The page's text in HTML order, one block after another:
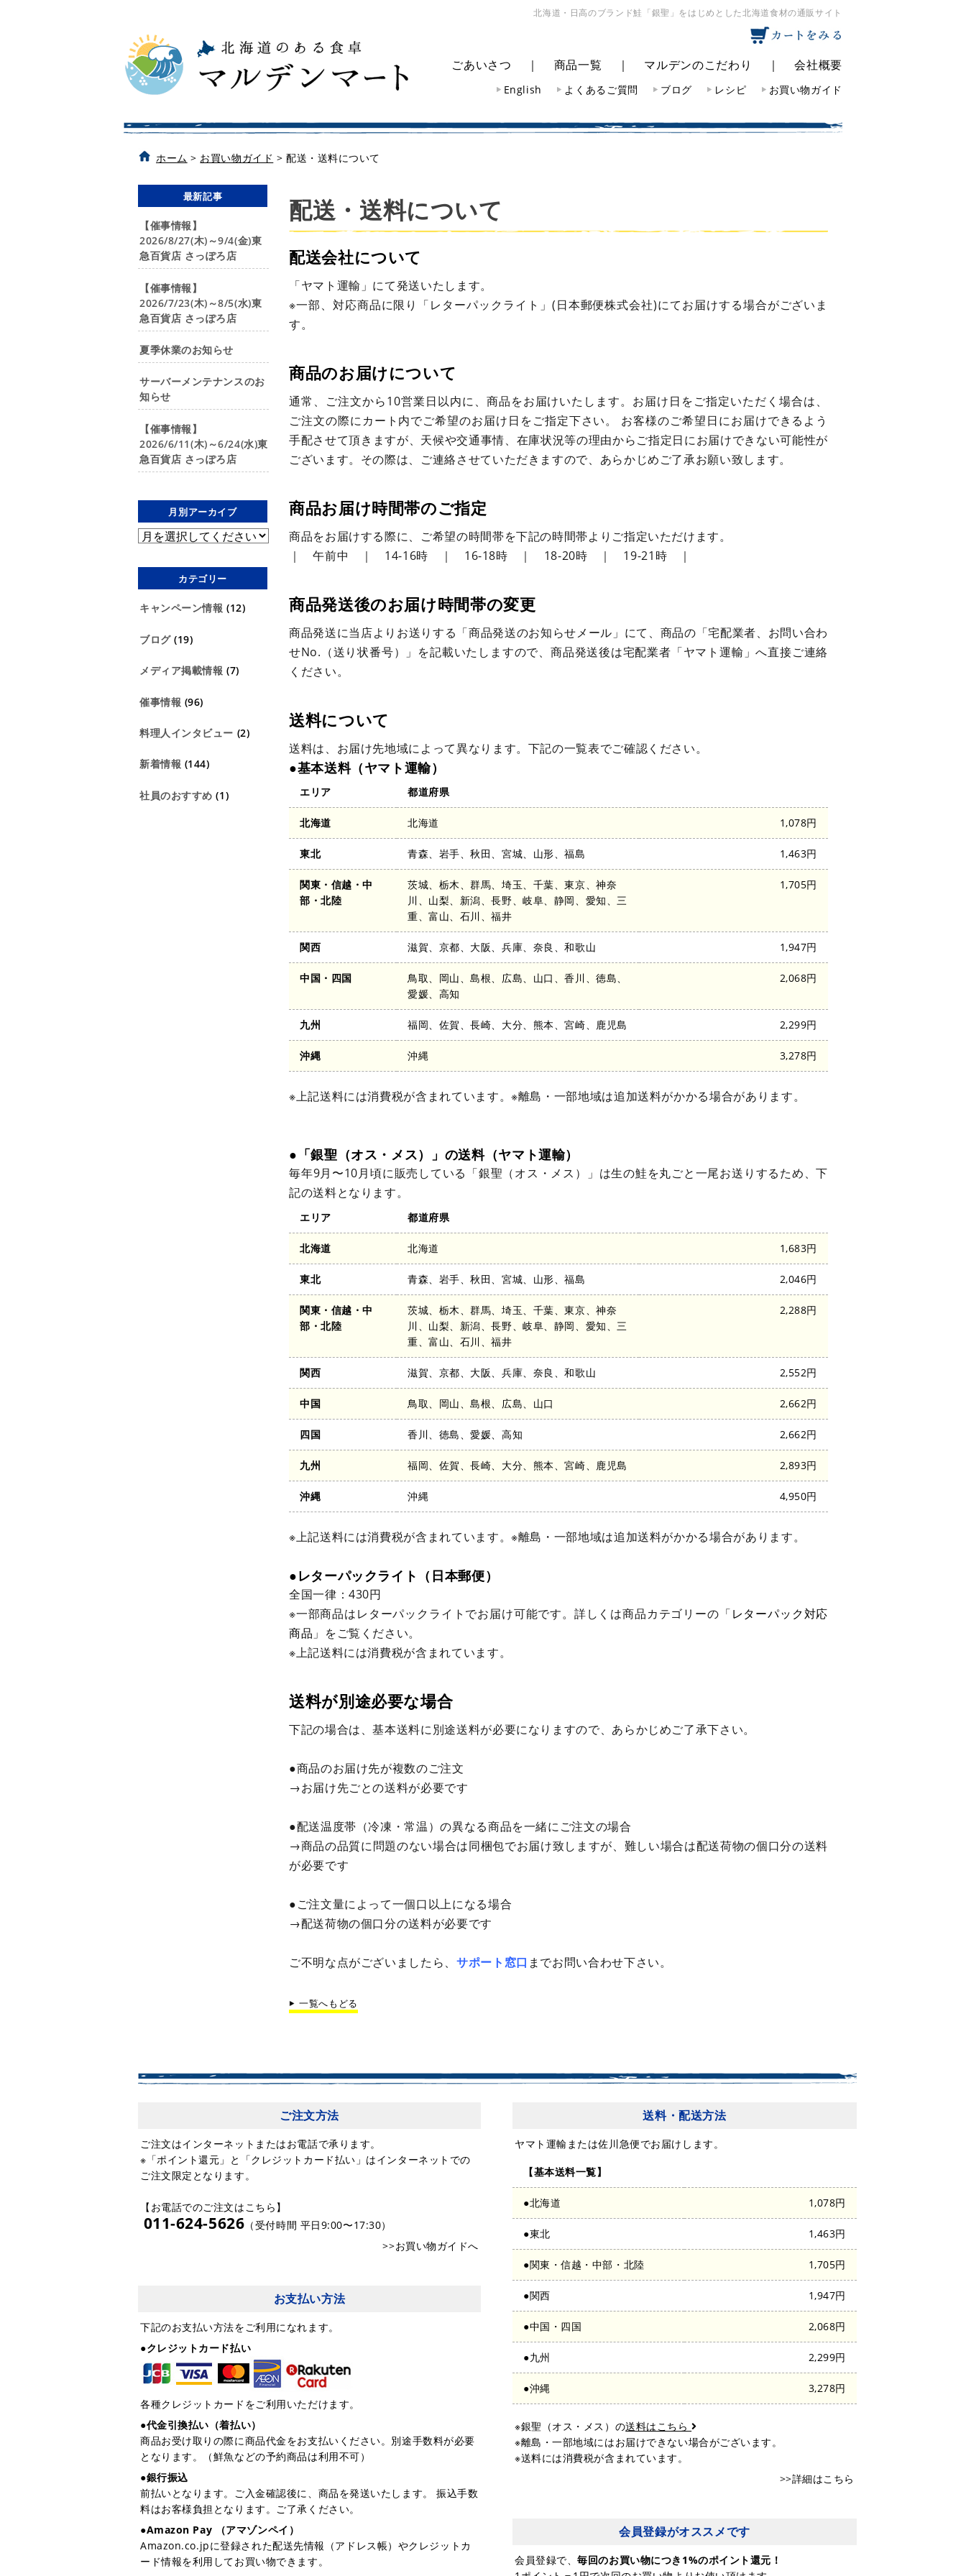
北海道・日高のブランド鮭「銀聖」をはじめとした北海道食材の通販サイト
ごあいさつ ｜ 商品一覧 ｜ マルデンのこだわり ｜会社概要
English よくあるご質問 ブログ レシピ お買い物ガイド
ホーム > お買い物ガイド > 配送・送料について
最新記事
【催事情報】
2026/8/27(木)～9/4(金)東
急百貨店 さっぽろ店
【催事情報】
2026/7/23(木)～8/5(水)東
急百貨店 さっぽろ店
夏季休業のお知らせ
サーバーメンテナンスのお
知らせ
【催事情報】
2026/6/11(木)～6/24(水)東
急百貨店 さっぽろ店
月別アーカイブ
カテゴリー
キャンペーン情報 (12)
ブログ(19)
メディア掲載情報 (7)
催事情報 (96)
料理人インタビュー (2)
新着情報 (144)
社員のおすすめ (1)
配送・送料について
配送会社について
「ヤマト運輸」にて発送いたします。
※一部、対応商品に限り「レターパックライト」(日本郵便株式会社)にてお届けする場合がございま
す。
商品のお届けについて
通常、ご注文から10営業日以内に、商品をお届けいたします。お届け日をご指定いただく場合は、
ご注文の際にカート内でご希望のお届け日をご指定下さい。 お客様のご希望日にお届けできるよう
手配させて頂きますが、天候や交通事情、在庫状況等の理由からご指定日にお届けできない可能性が
ございます。その際は、ご連絡させていただきますので、あらかじめご了承お願い致します。
商品お届け時間帯のご指定
商品をお届けする際に、ご希望の時間帯を下記の時間帯よりご指定いただけます。
｜ 午前中 ｜ 14-16時 ｜ 16-18時 ｜ 18-20時 ｜ 19-21時 ｜
商品発送後のお届け時間帯の変更
商品発送に当店よりお送りする「商品発送のお知らせメール」にて、商品の「宅配業者、お問い合わ
せNo.（送り状番号）」を記載いたしますので、商品発送後は宅配業者「ヤマト運輸」へ直接ご連絡
ください。
送料について
送料は、お届け先地域によって異なります。下記の一覧表でご確認ください。
●基本送料（ヤマト運輸）
エリア 都道府県
北海道 北海道 1,078円
東北 青森、岩手、秋田、宮城、山形、福島 1,463円
関東・信越・中
部・北陸
茨城、栃木、群馬、埼玉、千葉、東京、神奈
川、山梨、新潟、長野、岐阜、静岡、愛知、三
重、富山、石川、福井
1,705円
関西 滋賀、京都、大阪、兵庫、奈良、和歌山 1,947円
中国・四国
鳥取、岡山、島根、広島、山口、香川、徳島、
愛媛、高知
2,068円
九州 福岡、佐賀、長崎、大分、熊本、宮崎、鹿児島 2,299円
沖縄 沖縄 3,278円
※上記送料には消費税が含まれています。※離島・一部地域は追加送料がかかる場合があります。
●「銀聖（オス・メス）」の送料（ヤマト運輸）
毎年9月〜10月頃に販売している「銀聖（オス・メス）」は生の鮭を丸ごと一尾お送りするため、下
記の送料となります。
エリア 都道府県
北海道 北海道 1,683円
東北 青森、岩手、秋田、宮城、山形、福島 2,046円
関東・信越・中
部・北陸
茨城、栃木、群馬、埼玉、千葉、東京、神奈
川、山梨、新潟、長野、岐阜、静岡、愛知、三
重、富山、石川、福井
2,288円
関西 滋賀、京都、大阪、兵庫、奈良、和歌山 2,552円
中国 鳥取、岡山、島根、広島、山口 2,662円
四国 香川、徳島、愛媛、高知 2,662円
九州 福岡、佐賀、長崎、大分、熊本、宮崎、鹿児島 2,893円
沖縄 沖縄 4,950円
※上記送料には消費税が含まれています。※離島・一部地域は追加送料がかかる場合があります。
●レターパックライト（日本郵便）
全国一律：430円
※一部商品はレターパックライトでお届け可能です。詳しくは商品カテゴリーの「レターパック対応
商品 」をご覧ください。
※上記送料には消費税が含まれています。
送料が別途必要な場合
下記の場合は、基本送料に別途送料が必要になりますので、あらかじめご了承下さい。
●商品のお届け先が複数のご注文
→お届け先ごとの送料が必要です
●配送温度帯（冷凍・常温）の異なる商品を一緒にご注文の場合
→商品の品質に問題のない場合は同梱包でお届け致しますが、難しい場合は配送荷物の個口分の送料
が必要です
●ご注文量によって一個口以上になる場合
→配送荷物の個口分の送料が必要です
ご不明な点がございましたら、 サポート窓口 までお問い合わせ下さい。
一覧へもどる
ご注文方法
ご注文はインターネットまたはお電話で承ります。
※「ポイント還元」と「クレジットカード払い」はインターネットでの
ご注文限定となります。
【お電話でのご注文はこちら】
011-624-5626 （受付時間 平日9:00〜17:30）
>>お買い物ガイドへ
お支払い方法
下記のお支払い方法をご利用になれます。
●クレジットカード払い
各種クレジットカードをご利用いただけます。
●代金引換払い（着払い）
商品お受け取りの際に商品代金をお支払いください。別途手数料が必要
となります。（鮮魚などの予約商品は利用不可）
●銀行振込
前払いとなります。ご入金確認後に、商品を発送いたします。 振込手数
料はお客様負担となります。ご了承ください。
●Amazon Pay （アマゾンペイ）
Amazon.co.jpに登録された配送先情報（アドレス帳）やクレジットカ
ード情報を利用してお買い物できます。
送料・配送方法
ヤマト運輸または佐川急便でお届けします。
【基本送料一覧】
●北海道 1,078円
●東北 1,463円
●関東・信越・中部・北陸 1,705円
●関西 1,947円
●中国・四国 2,068円
●九州 2,299円
●沖縄 3,278円
※銀聖（オス・メス）の送料はこちら
※離島・一部地域にはお届けできない場合がございます。
※送料には消費税が含まれています。
>>詳細はこちら
会員登録がオススメです
会員登録で、毎回のお買い物につき1%のポイント還元！